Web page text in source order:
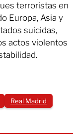
terroristas en
Europa, Asia y
suicidas,
actos violentos
Real Madrid